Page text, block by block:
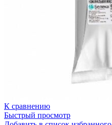
К сравнению
Быстрый просмотр